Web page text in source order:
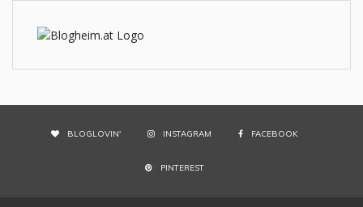
BLOGLOVIN' INSTAGRAM FACEBOOK
PINTEREST